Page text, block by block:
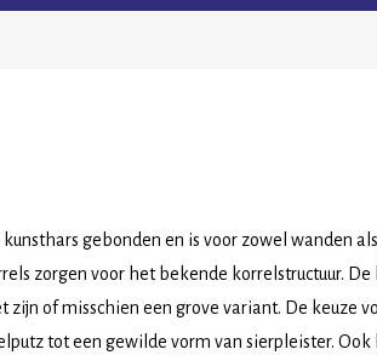
gebonden en is voor zowel wanden
zorgen voor het bekende korrelstructuur.
zijn of misschien een grove variant. De keuze
tot een gewilde vorm van sierpleister.